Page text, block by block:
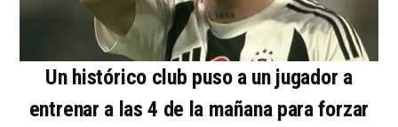
Un histórico club puso a un jugador a
entrenar a las 4 de la mañana para forzar